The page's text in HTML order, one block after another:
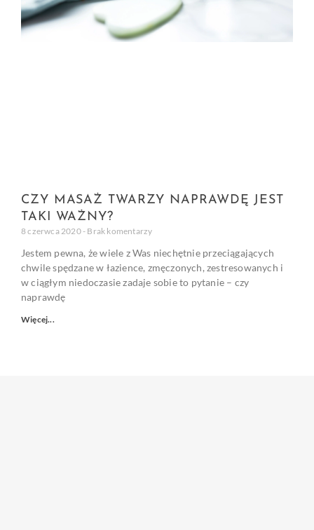
CZY MASAŻ TWARZY NAPRAWDĘ JEST
TAKI WAŻNY?
8 czerwca 2020 Brak komentarzy
Jestem pewna, że wiele z Was niechętnie przeciągających
chwile spędzane w łazience, zmęczonych, zestresowanych i
w ciągłym niedoczasie zadaje sobie to pytanie – czy
naprawdę
Więcej...